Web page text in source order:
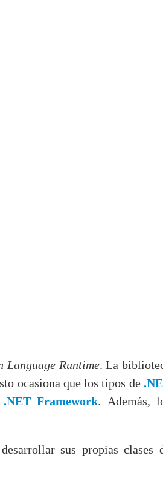
Language Runtime. La
ocasiona que los tipos de
.NET Framework.
Además,
sus propias clases